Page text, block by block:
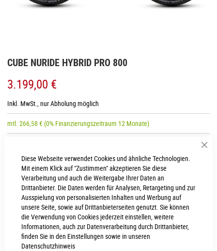
Diese Webseite verwendet Cookies und ähnliche Technologien.
Mit einem Klick auf "Zustimmen" akzeptieren Sie diese
Verarbeitung und auch die Weitergabe Ihrer Daten an
Drittanbieter. Die Daten werden für Analysen, Retargeting und zur
Ausspielung von personalisierten Inhalten und Werbung auf
unsere Seite, sowie auf Drittanbieterseiten genutzt. Sie können
die Verwendung von Cookies jederzeit einstellen, weitere
Informationen, auch zur Datenverarbeitung durch Drittanbieter,
finden Sie in den Einstellungen sowie in unseren
Datenschutzhinweis
Anfang
Bildgalerie
CUBE NURIDE HYBRID PRO 800
3.199,00 €
Inkl. MwSt., nur Abholung möglich
mtl. 266,58 €(0% Finanzierungszeitraum 12 Monate)
RAHMENHÖHE
Trapeze 58 cm Trapeze 54 cm
Trapeze 50 cm Trapeze 46 cm
IN DEN WARENKORB